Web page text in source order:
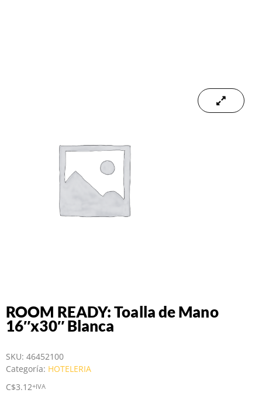
ROOM READY: Toalla de Mano
16″x30″ Blanca
SKU: 46452100
Categoría: HOTELERIA
C$3.12+IVA